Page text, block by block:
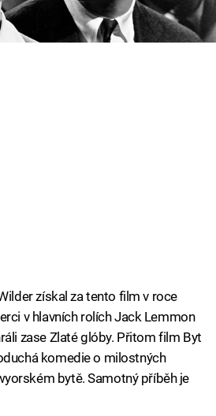
získal za tento film v roce
v hlavních rolích Jack Lemmon
zase Zlaté glóby. Přitom film Byt
komedie o milostných
bytě. Samotný příběh je